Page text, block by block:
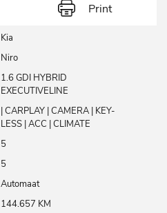
Print
Kia
Niro
1.6 GDI HYBRID
EXECUTIVELINE
| CARPLAY | CAMERA | KEY-
LESS | ACC | CLIMATE
5
5
Automaat
144.657 KM